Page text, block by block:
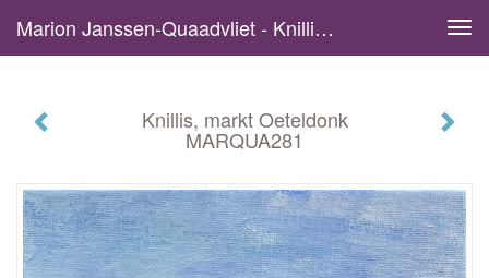
Marion Janssen-Quaadvliet - Knillis, Markt Oeteldonk MARQUA281
Knillis, markt Oeteldonk
MARQUA281